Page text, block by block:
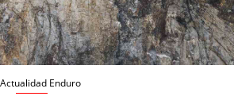
Actualidad Enduro